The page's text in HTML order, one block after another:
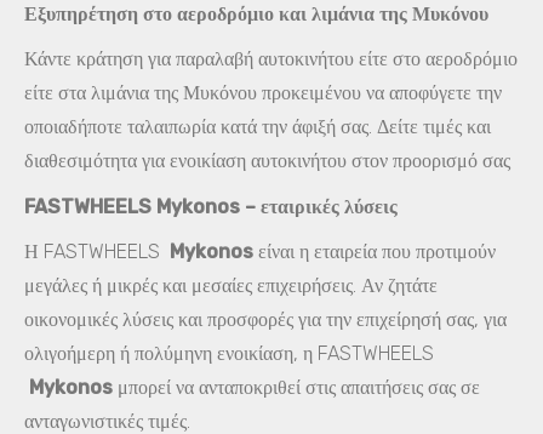
Εξυπηρέτηση στο αεροδρόμιο και λιμάνια της Μυκόνου
Κάντε κράτηση για παραλαβή αυτοκινήτου είτε στο αεροδρόμιο
είτε στα λιμάνια της Μυκόνου προκειμένου να αποφύγετε την
οποιαδήποτε ταλαιπωρία κατά την άφιξή σας. Δείτε τιμές και
διαθεσιμότητα για ενοικίαση αυτοκινήτου στον προορισμό σας
FASTWHEELS Mykonos – εταιρικές λύσεις
Η FASTWHEELS Mykonos είναι η εταιρεία που προτιμούν
μεγάλες ή μικρές και μεσαίες επιχειρήσεις. Αν ζητάτε
οικονομικές λύσεις και προσφορές για την επιχείρησή σας, για
ολιγοήμερη ή πολύμηνη ενοικίαση, η FASTWHEELS
Mykonos μπορεί να ανταποκριθεί στις απαιτήσεις σας σε
ανταγωνιστικές τιμές.